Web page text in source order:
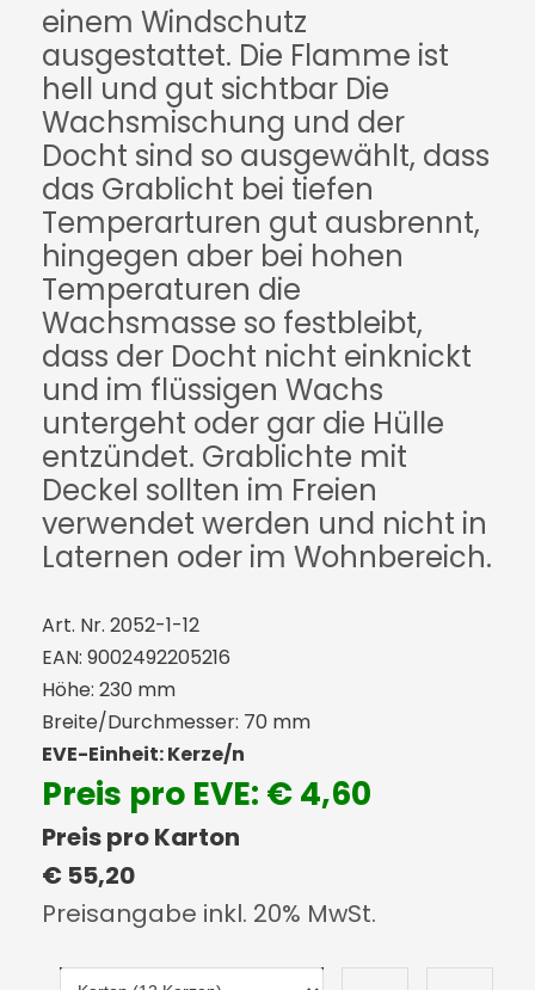
einem Windschutz
ausgestattet. Die Flamme ist
hell und gut sichtbar Die
Wachsmischung und der
Docht sind so ausgewählt, dass
das Grablicht bei tiefen
Temperarturen gut ausbrennt,
hingegen aber bei hohen
Temperaturen die
Wachsmasse so festbleibt,
dass der Docht nicht einknickt
und im flüssigen Wachs
untergeht oder gar die Hülle
entzündet. Grablichte mit
Deckel sollten im Freien
verwendet werden und nicht in
Laternen oder im Wohnbereich.
Art. Nr. 2052-1-12
EAN: 9002492205216
Höhe: 230 mm
Breite/Durchmesser: 70 mm
EVE-Einheit: Kerze/n
Preis pro EVE: € 4,60
Preis pro Karton
€ 55,20
Preisangabe inkl. 20% MwSt.